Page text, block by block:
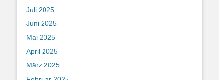
Juli 2025
Juni 2025
Mai 2025
April 2025
März 2025